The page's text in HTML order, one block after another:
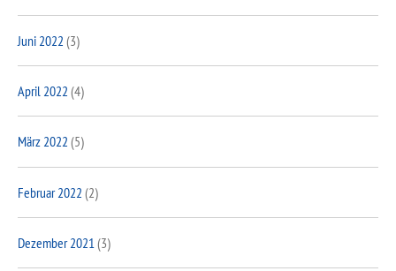
Juni 2022 (3)
April 2022 (4)
März 2022 (5)
Februar 2022 (2)
Dezember 2021(3)